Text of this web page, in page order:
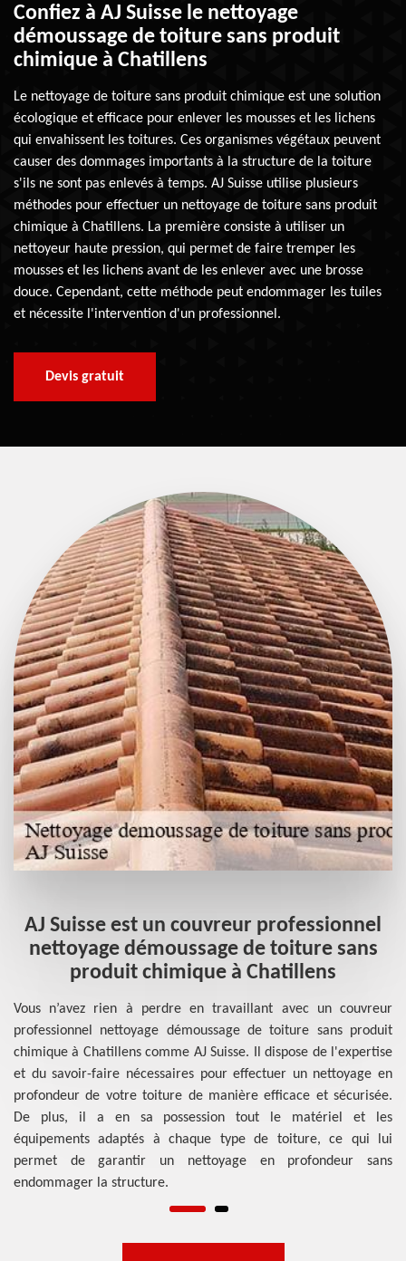
Confiez à AJ Suisse le nettoyage
démoussage de toiture sans produit
chimique à Chatillens
Le nettoyage de toiture sans produit chimique est une solution
écologique et efficace pour enlever les mousses et les lichens
qui envahissent les toitures. Ces organismes végétaux peuvent
causer des dommages importants à la structure de la toiture
s'ils ne sont pas enlevés à temps. AJ Suisse utilise plusieurs
méthodes pour effectuer un nettoyage de toiture sans produit
chimique à Chatillens. La première consiste à utiliser un
nettoyeur haute pression, qui permet de faire tremper les
mousses et les lichens avant de les enlever avec une brosse
douce. Cependant, cette méthode peut endommager les tuiles
et nécessite l'intervention d'un professionnel.
Devis gratuit
AJ Suisse est un couvreur professionnel
nettoyage démoussage de toiture sans
produit chimique à Chatillens
Vous n’avez rien à perdre en travaillant avec un couvreur
professionnel nettoyage démoussage de toiture sans produit
chimique à Chatillens comme AJ Suisse. Il dispose de l'expertise
et du savoir-faire nécessaires pour effectuer un nettoyage en
profondeur de votre toiture de manière efficace et sécurisée.
De plus, il a en sa possession tout le matériel et les
équipements adaptés à chaque type de toiture, ce qui lui
permet de garantir un nettoyage en profondeur sans
endommager la structure.